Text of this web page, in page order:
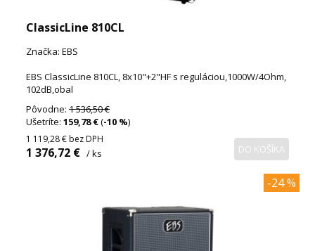
ClassicLine 810CL
Značka: EBS
EBS ClassicLine 810CL, 8x10"+2"HF s reguláciou,1000W/4Ohm,
102dB,obal
Pôvodne: 1 536,50 €
Ušetríte: 159,78 €(-10 %)
1 119,28 € bez DPH
1 376,72 € / ks DO KOŠÍKA
-24 %